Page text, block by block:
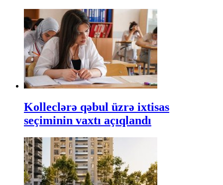
Kolleclərə qəbul üzrə ixtisas
seçiminin vaxtı açıqlandı